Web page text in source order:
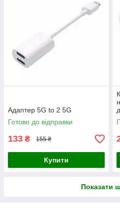
Адаптер 5G to 2 5G
Готово до відправки
133 ₴ 155 ₴
Купити
Показати